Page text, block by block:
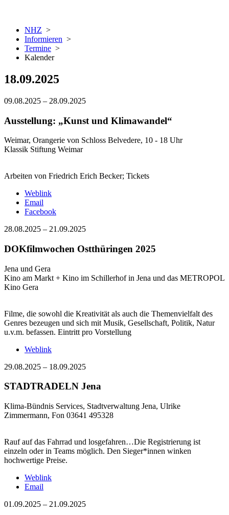
NHZ >
Informieren >
Termine >
Kalender
18.09.2025
09.08.2025 – 28.09.2025
Ausstellung: „Kunst und Klimawandel“
Weimar, Orangerie von Schloss Belvedere, 10 - 18 Uhr
Klassik Stiftung Weimar
Arbeiten von Friedrich Erich Becker; Tickets
Weblink
Email
Facebook
28.08.2025 – 21.09.2025
DOKfilmwochen Ostthüringen 2025
Jena und Gera
Kino am Markt + Kino im Schillerhof in Jena und das METROPOL
Kino Gera
Filme, die sowohl die Kreativität als auch die Themenvielfalt des
Genres bezeugen und sich mit Musik, Gesellschaft, Politik, Natur
u.v.m. befassen. Eintritt pro Vorstellung
Weblink
29.08.2025 – 18.09.2025
STADTRADELN Jena
Klima-Bündnis Services, Stadtverwaltung Jena, Ulrike
Zimmermann, Fon 03641 495328
Rauf auf das Fahrrad und losgefahren…Die Registrierung ist
einzeln oder in Teams möglich. Den Sieger*innen winken
hochwertige Preise.
Weblink
Email
01.09.2025 – 21.09.2025